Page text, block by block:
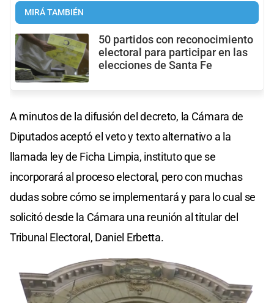
MIRÁ TAMBIÉN
50 partidos con reconocimiento
electoral para participar en las
elecciones de Santa Fe
A minutos de la difusión del decreto, la Cámara de
Diputados aceptó el veto y texto alternativo a la
llamada ley de Ficha Limpia, instituto que se
incorporará al proceso electoral, pero con muchas
dudas sobre cómo se implementará y para lo cual se
solicitó desde la Cámara una reunión al titular del
Tribunal Electoral, Daniel Erbetta.